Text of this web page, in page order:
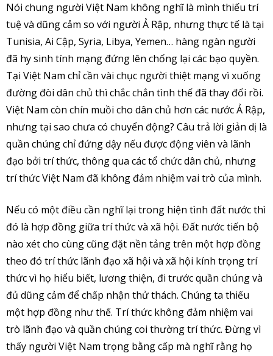
Nói chung người Việt Nam không nghĩ là mình thiếu trí
tuệ và dũng cảm so với người Ả Rập, nhưng thực tế là tại
Tunisia, Ai Cập, Syria, Libya, Yemen… hàng ngàn người
đã hy sinh tính mạng đứng lên chống lại các bạo quyền.
Tại Việt Nam chỉ cần vài chục người thiệt mạng vì xuống
đường đòi dân chủ thì chắc chắn tình thế đã thay đổi rồi.
Việt Nam còn chín muồi cho dân chủ hơn các nước Ả Rập,
nhưng tại sao chưa có chuyển động? Câu trả lời giản dị là
quần chúng chỉ đứng dậy nếu được động viên và lãnh
đạo bởi trí thức, thông qua các tổ chức dân chủ, nhưng
trí thức Việt Nam đã không đảm nhiệm vai trò của mình.
Nếu có một điều cần nghĩ lại trong hiện tình đất nước thì
đó là hợp đồng giữa trí thức và xã hội. Đất nước tiến bộ
nào xét cho cùng cũng đặt nền tảng trên một hợp đồng
theo đó trí thức lãnh đạo xã hội và xã hội kính trọng trí
thức vì họ hiểu biết, lương thiện, đi trước quần chúng và
đủ dũng cảm để chấp nhận thử thách. Chúng ta thiếu
một hợp đồng như thế. Trí thức không đảm nhiệm vai
trò lãnh đạo và quần chúng coi thường trí thức. Đừng vì
thấy người Việt Nam trọng bằng cấp mà nghĩ rằng họ